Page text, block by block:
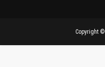
Copyright ©